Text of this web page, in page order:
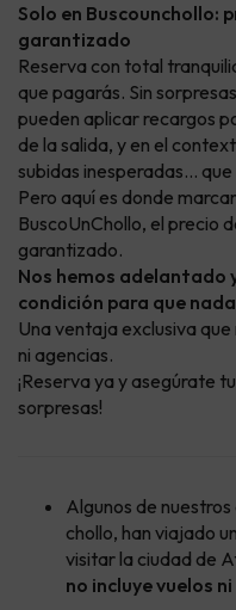
Solo en Buscounchollo:
garantizado
Reserva con total
que pagarás. Sin
pueden aplicar recargos
de la salida, y en el
subidas inesperadas…
Pero aquí es donde
BuscoUnChollo, el precio
garantizado.
Nos hemos adelantado
condición para que
Una ventaja exclusiva
ni agencias.
¡Reserva ya y asegúrate
sorpresas!
Algunos de
chollo, han viajado
visitar la ciudad de
no incluye vuelos